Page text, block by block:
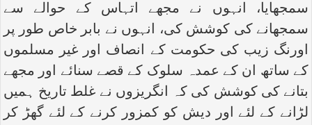
سمجھایا، انہوں نے مجھے اتہاس کے حوالے سے
سمجھانے کی کوشش کی، انہوں نے بابر خاص طور پر
اورنگ زیب کی حکومت کے انصاف اور غیر مسلموں
کے ساتھ ان کے عمدہ سلوک کے قصے سنائے اور مجھے
بتانے کی کوشش کی کہ انگریزوں نے غلط تاریخ ہمیں
لڑانے کے لئے اور دیش کو کمزور کرنے کے لئے گھڑ کر